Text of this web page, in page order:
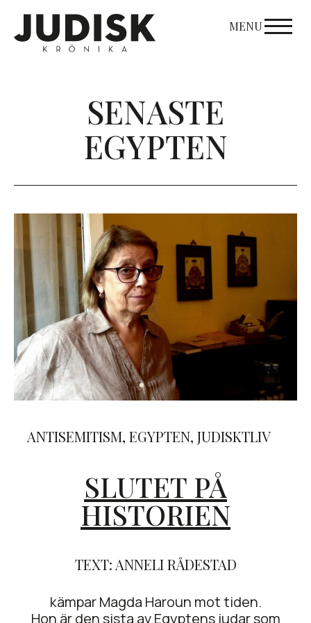
content
MENU
SENASTE
EGYPTEN
ANTISEMITISM, EGYPTEN, JUDISKTLIV
SLUTET PÅ
HISTORIEN
TEXT: ANNELI RÅDESTAD
kämpar Magda Haroun mot tiden.
Hon är den sista av Egyptens judar som